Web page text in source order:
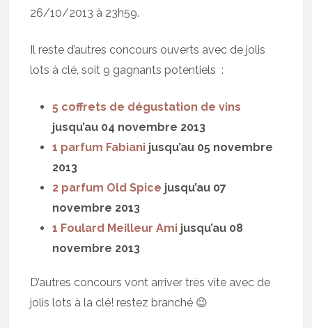
26/10/2013 à 23h59.
Il reste d’autres concours ouverts avec de jolis
lots à clé, soit 9 gagnants potentiels :
5 coffrets de dégustation de vins
jusqu’au 04 novembre 2013
1 parfum Fabiani jusqu’au 05 novembre
2013
2 parfum Old Spice jusqu’au 07
novembre 2013
1 Foulard Meilleur Ami jusqu’au 08
novembre 2013
D’autres concours vont arriver très vite avec de
jolis lots à la clé! restez branché 😉